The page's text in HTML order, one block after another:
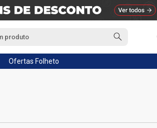
Ofertas Folheto